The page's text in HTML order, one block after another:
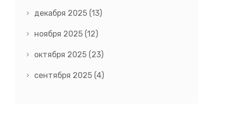
декабря 2025 (13)
ноября 2025 (12)
октября 2025 (23)
сентября 2025 (4)